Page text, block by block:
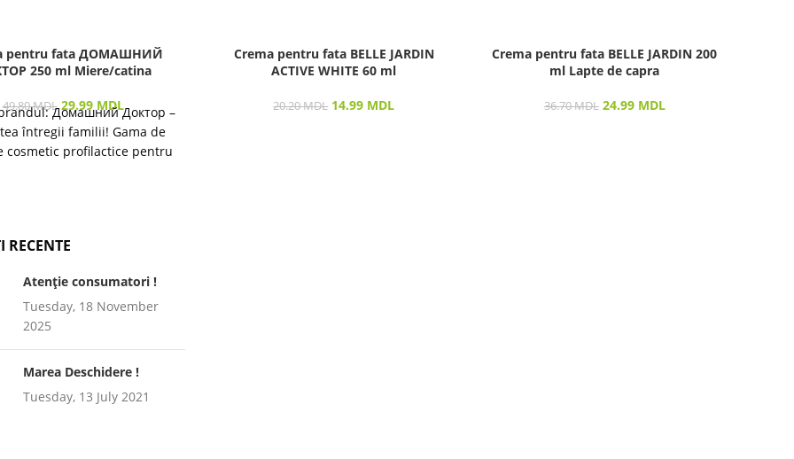
pentru fata ДОМАШНИЙ
250 ml Miere/catina
49.80MDL 29.99 MDL
Домашний Доктор –
întregii familii! Gama de
cosmetic profilactice pentru
Crema pentru fata BELLE JARDIN
ACTIVE WHITE 60 ml
20.20MDL 14.99 MDL
Crema pentru fata BELLE JARDIN 200
ml Lapte de capra
36.70MDL 24.99 MDL
RECENTE
Atenție consumatori !
Tuesday, 18 November
2025
Marea Deschidere !
Tuesday, 13 July 2021